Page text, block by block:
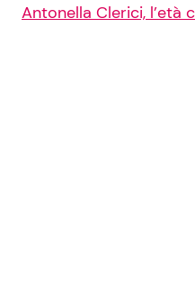
Antonella Clerici, l’età